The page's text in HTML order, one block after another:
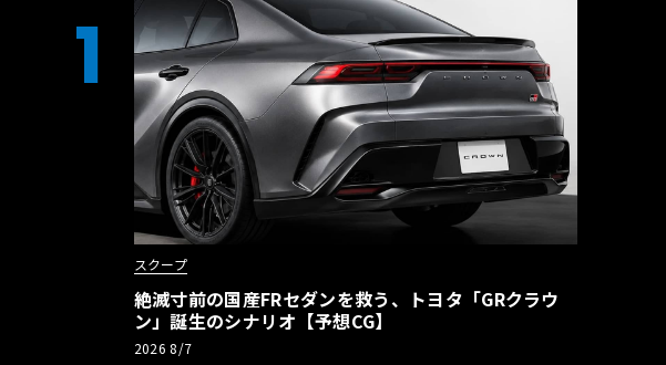
1
スクープ
絶滅寸前の国産FRセダンを救う、トヨタ「GRクラウ
ン」誕生のシナリオ【予想CG】
2026 8/7